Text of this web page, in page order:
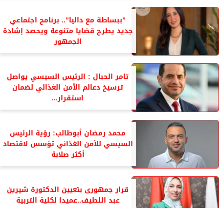
”ببساطة مع داليا”.. برنامج اجتماعي
جديد يطرح قضايا متنوعة ويحصد إشادة
الجمهور
تامر الحبال : الرئيس السيسي يواصل
ترسيخ دعائم الأمن الغذائي لضمان
استقرار...
محمد رمضان أبوطالب: رؤية الرئيس
السيسي للأمن الغذائي تؤسس لاقتصاد
أكثر صلابة
قرار جمهورى بتعيين الدكتورة شيرين
عبد اللطيف..عميدا لكلية التربية